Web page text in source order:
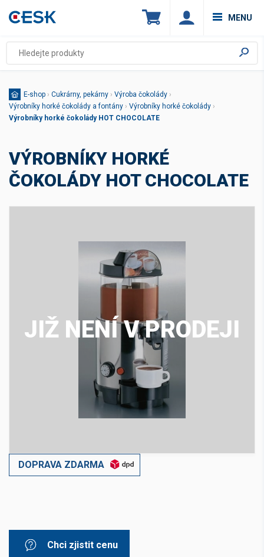
MENU
E-shop › Cukrárny, pekárny › Výroba čokolády ›
Výrobníky horké čokolády a fontány › Výrobníky horké čokolády ›
Výrobníky horké čokolády HOT CHOCOLATE
VÝROBNÍKY HORKÉ
ČOKOLÁDY HOT CHOCOLATE
JIŽ NENÍ V PRODEJI
DOPRAVA ZDARMA
Chci zjistit cenu